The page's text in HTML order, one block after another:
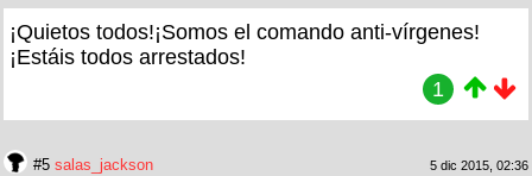
¡Quietos todos!¡Somos el comando anti-vírgenes!
¡Estáis todos arrestados!
1
#5 salas_jackson 5 dic 2015, 02:36